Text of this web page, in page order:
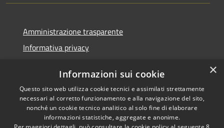
Amministrazione trasparente
Informativa privacy
Dichiarazione di accessibilità
×
Informazioni sui cookie
Questo sito web utilizza cookie tecnici e assimilati strettamente
necessari al corretto funzionamento e alla navigazione del sito,
nonché un cookie tecnico analitico al solo fine di elaborare
informazioni statistiche, aggregate e anonime.